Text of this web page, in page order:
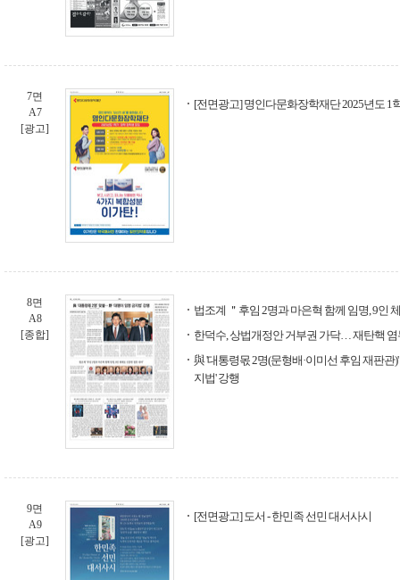
7면
A7
[광고]
[전면광고] 명인다문화장학재단 2025년도 1
8면
A8
[종합]
법조계 ＂후임 2명과 마은혁 함께 임명, 9인
한덕수, 상법개정안 거부권 가닥… 재탄핵
與 '대통령몫 2명(문형배·이미선 후임 재판
지법' 강행
9면
A9
[광고]
[전면광고] 도서 - 한민족 선민 대서사시